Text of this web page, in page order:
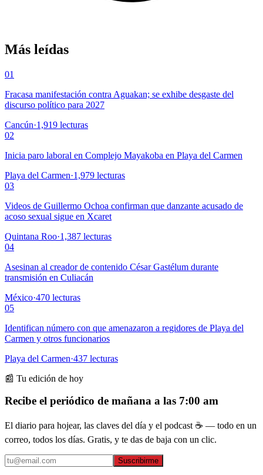
Más leídas
01
Fracasa manifestación contra Aguakan; se exhibe desgaste del
discurso político para 2027
Cancún·1,919 lecturas
02
Inicia paro laboral en Complejo Mayakoba en Playa del Carmen
Playa del Carmen·1,979 lecturas
03
Videos de Guillermo Ochoa confirman que danzante acusado de
acoso sexual sigue en Xcaret
Quintana Roo·1,387 lecturas
04
Asesinan al creador de contenido César Gastélum durante
transmisión en Culiacán
México·470 lecturas
05
Identifican número con que amenazaron a regidores de Playa del
Carmen y otros funcionarios
Playa del Carmen·437 lecturas
📰 Tu edición de hoy
Recibe el periódico de mañana a las 7:00 am
El diario para hojear, las claves del día y el podcast ☕ — todo en un
correo, todos los días. Gratis, y te das de baja con un clic.
Suscribirme